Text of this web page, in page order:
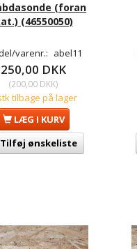
(foran
(46550050)
varenr.: abel11
250,00 DKK
(200,00 DKK)
tilbage på lager
LÆG I KURV
Tilføj ønskeliste